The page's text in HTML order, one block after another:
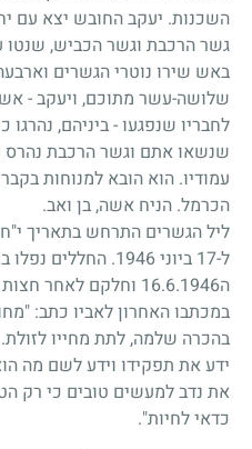
השכנות. יעקב החובש יצא עם
גשר הרכבת וגשר הכביש, שנטו
באש שירו נוטרי הגשרים
שלושה-עשר מתוכם, ויעקב -
לחבריו שנפגעו - ביניהם,
שנשאו אתם וגשר הרכבת
עמודיו. הוא הובא למנוחות
הכרמל. הניח אשה, בן ואב.
ל-17 ביוני 1946.
ה16.6.1946 וחלקם לאחר חצות הליל ב17.6.2020.
במכתבו האחרון לאביו כתב:
בהכרה שלמה, לתת מחייו
ידע את תפקידו וידע לשם מה
את נדב למעשים טובים כי רק
כדאי לחיות".